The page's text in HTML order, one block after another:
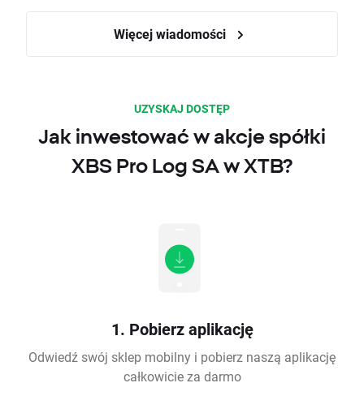
Więcej wiadomości
UZYSKAJ DOSTĘP
Jak inwestować w akcje spółki
XBS Pro Log SA w XTB?
1. Pobierz aplikację
Odwiedź swój sklep mobilny i pobierz naszą aplikację
całkowicie za darmo